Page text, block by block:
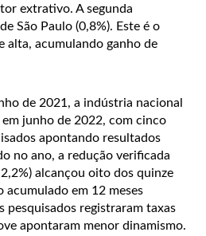
extrativo. A segunda
São Paulo (0,8%). Este é o
alta, acumulando ganho de
de 2021, a indústria nacional
junho de 2022, com cinco
apontando resultados
no ano, a redução verificada
alcançou oito dos quinze
acumulado em 12 meses
pesquisados registraram taxas
apontaram menor dinamismo.